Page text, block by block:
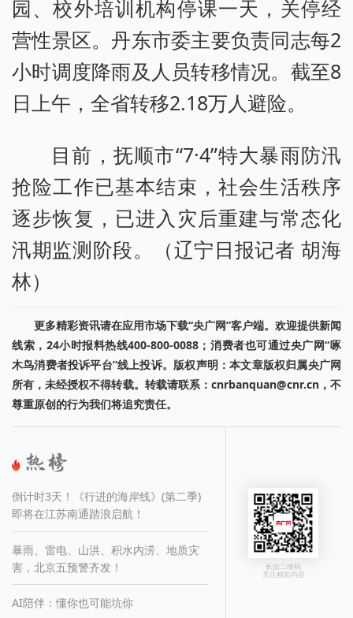
园、校外培训机构停课一天，关停经
营性景区。丹东市委主要负责同志每2
小时调度降雨及人员转移情况。截至8
日上午，全省转移2.18万人避险。
目前，抚顺市“7·4”特大暴雨防汛
抢险工作已基本结束，社会生活秩序
逐步恢复，已进入灾后重建与常态化
汛期监测阶段。（辽宁日报记者 胡海
林）
更多精彩资讯请在应用市场下载“央广网”客户端。欢迎提供新闻
线索，24小时报料热线400-800-0088；消费者也可通过央广网“啄
木鸟消费者投诉平台”线上投诉。版权声明：本文章版权归属央广网
所有，未经授权不得转载。转载请联系：cnrbanquan@cnr.cn，不
尊重原创的行为我们将追究责任。
倒计时3天！《行进的海岸线》(第二季)
即将在江苏南通踏浪启航！
暴雨、雷电、山洪、积水内涝、地质灾
害，北京五预警齐发！
AI陪伴：懂你也可能坑你
长按二维码
关注精彩内容